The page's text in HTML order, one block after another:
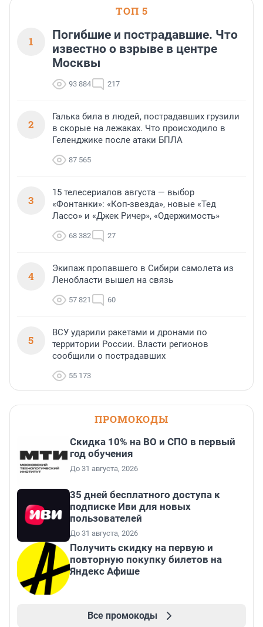
ТОП 5
1
Погибшие и пострадавшие. Что
известно о взрыве в центре
Москвы
93 884 217
2
Галька била в людей, пострадавших грузили
в скорые на лежаках. Что происходило в
Геленджике после атаки БПЛА
87 565
3
15 телесериалов августа — выбор
«Фонтанки»: «Коп-звезда», новые «Тед
Лассо» и «Джек Ричер», «Одержимость»
68 382 27
4
Экипаж пропавшего в Сибири самолета из
Ленобласти вышел на связь
57 821 60
5
ВСУ ударили ракетами и дронами по
территории России. Власти регионов
сообщили о пострадавших
55 173
ПРОМОКОДЫ
Скидка 10% на ВО и СПО в первый
год обучения
До 31 августа, 2026
35 дней бесплатного доступа к
подписке Иви для новых
пользователей
До 31 августа, 2026
Получить скидку на первую и
повторную покупку билетов на
Яндекс Афише
Все промокоды